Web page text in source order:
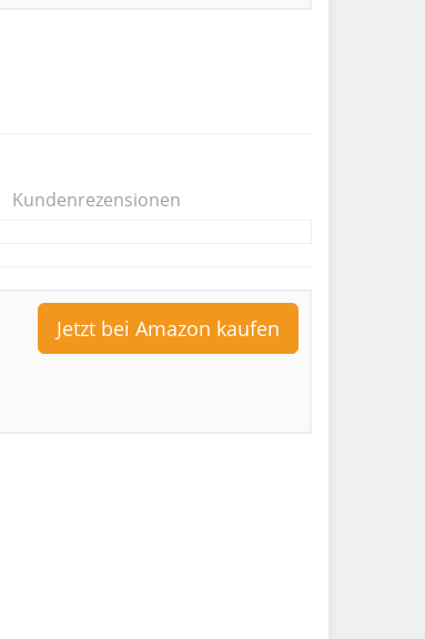
Kundenrezensionen
Jetzt bei Amazon kaufen